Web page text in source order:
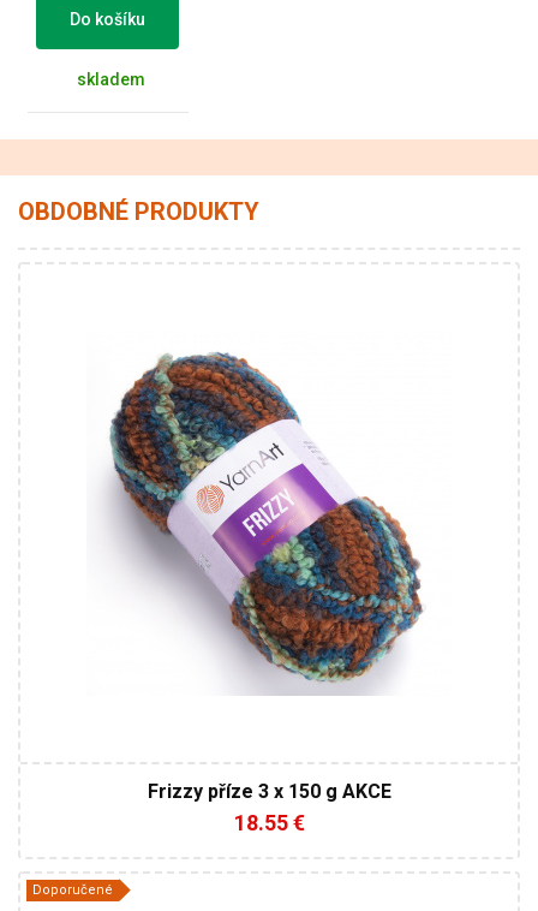
Do košíku
skladem
OBDOBNÉ PRODUKTY
150
105
3
Frizzy příze 3 x 150 g AKCE
18.55 €
Doporučené